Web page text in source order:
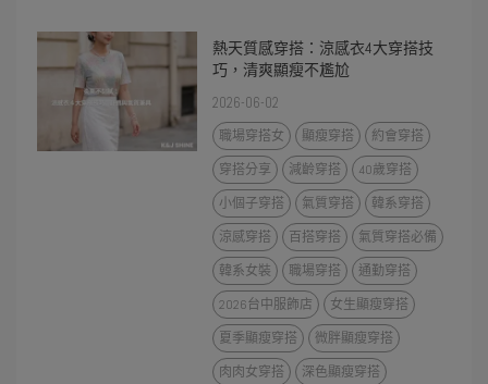
熱天質感穿搭：涼感衣4大穿搭技
巧，清爽顯瘦不尷尬
2026-06-02
職場穿搭女 顯瘦穿搭
約會穿搭
穿搭分享
減齡穿搭
40歲穿搭
小個子穿搭
氣質穿搭
韓系穿搭
涼感穿搭
百搭穿搭
氣質穿搭必備
韓系女裝
職場穿搭
通勤穿搭
2026台中服飾店
女生顯瘦穿搭
夏季顯瘦穿搭
微胖顯瘦穿搭
肉肉女穿搭
深色顯瘦穿搭